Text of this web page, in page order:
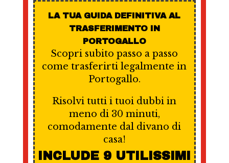
LA TUA GUIDA DEFINITIVA AL
TRASFERIMENTO IN
PORTOGALLO
Scopri subito passo a passo
come trasferirti legalmente in
Portogallo.
Risolvi tutti i tuoi dubbi in
meno di 30 minuti,
comodamente dal divano di
casa!
INCLUDE 9 UTILISSIMI